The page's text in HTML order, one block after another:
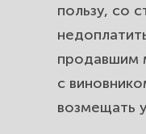
лишние
пользу, со
продавшим
с
возмещать